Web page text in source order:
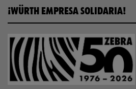
¡WÜRTH EMPRESA SOLIDARIA!